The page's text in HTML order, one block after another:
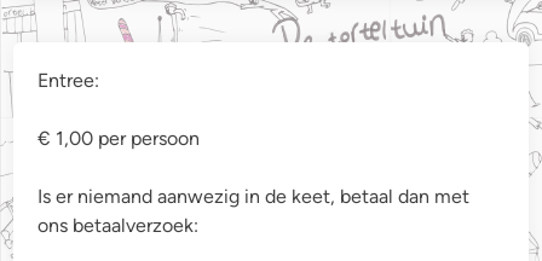
Entree:
€ 1,00 per persoon
Is er niemand aanwezig in de keet, betaal dan met
ons betaalverzoek: